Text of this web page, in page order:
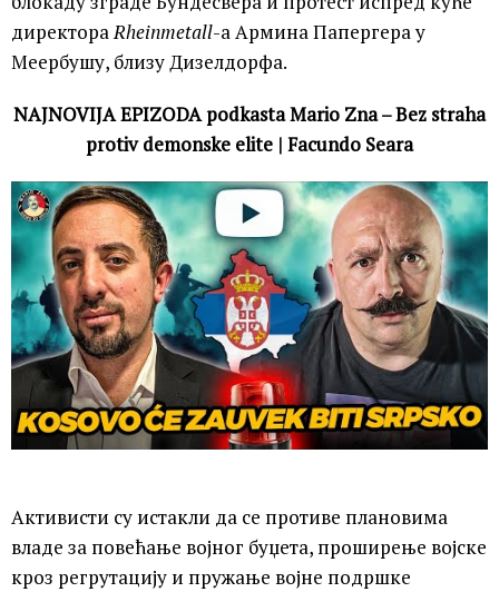
директораRheinmetall-а Армина Папергера у
Меербушу, близу Дизелдорфа.
NAJNOVIJA EPIZODA podkasta Mario Zna – Bez straha
protiv demonske elite | Facundo Seara
Активисти су истакли да се противе плановима
владе за повећање војног буџета, проширење војске
кроз регрутацију и пружање војне подршке